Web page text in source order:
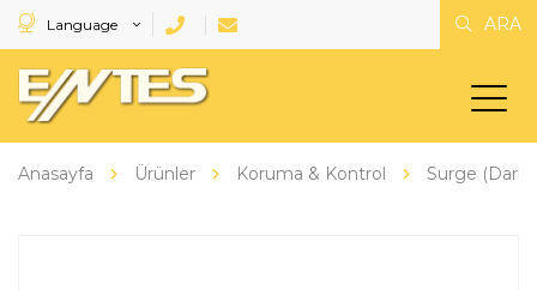
Language ARA
Anasayfa Ürünler Koruma & Kontrol Surge